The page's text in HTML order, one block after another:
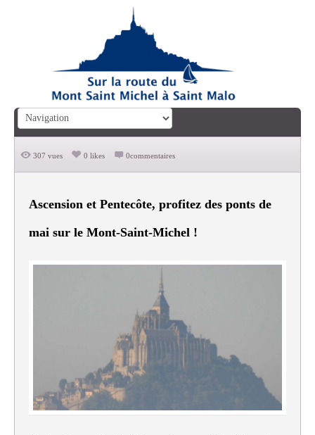
307 vues 0 likes 0commentaires
Ascension et Pentecôte, profitez des ponts de
mai sur le Mont-Saint-Michel !